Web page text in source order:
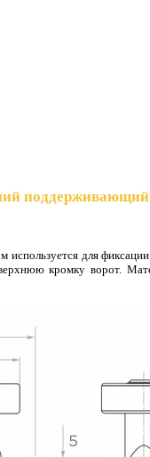
поддерживающий
для
кромку ворот.